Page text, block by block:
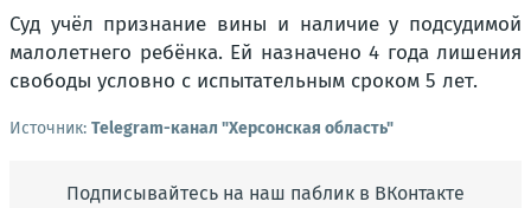
Суд учёл признание вины и наличие у подсудимой
малолетнего ребёнка. Ей назначено 4 года лишения
свободы условно с испытательным сроком 5 лет.
Источник: Telegram-канал "Херсонская область"
Подписывайтесь на наш паблик в ВКонтакте